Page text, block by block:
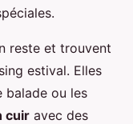
reste et trouvent
estival. Elles
balade ou les
cuir avec des